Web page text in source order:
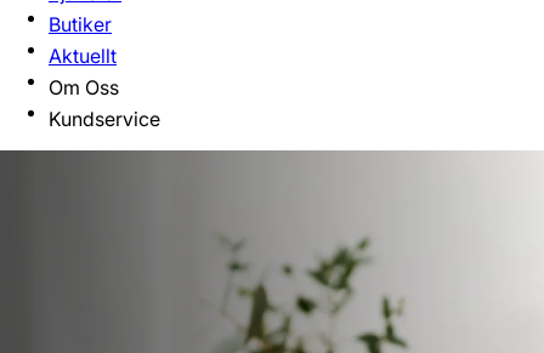
Butiker
Aktuellt
Om Oss
Kundservice